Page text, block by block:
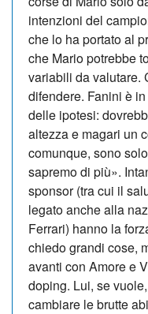
intenzioni del
che lo ha portato al
che Mario potrebbe
variabili da valutare.
difendere. Fanini è
delle ipotesi:
altezza e magari un
comunque, sono
sapremo di più».
sponsor (tra cui il
legato anche alla
Ferrari) hanno la
chiedo grandi cose,
avanti con Amore e
doping. Lui, se
cambiare le brutte